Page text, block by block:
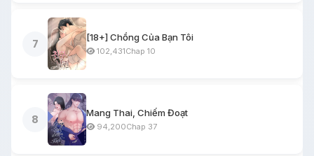
7
[18+] Chồng Của Bạn Tôi
102,431Chap 10
8
Mang Thai, Chiếm Đoạt
94,200Chap 37